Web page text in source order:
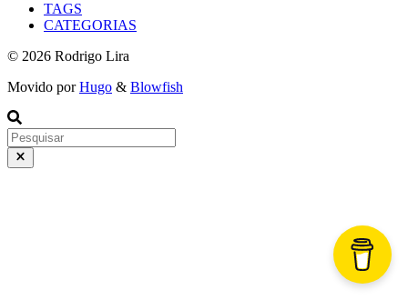
TAGS
CATEGORIAS
© 2026 Rodrigo Lira
Movido porHugo & Blowfish